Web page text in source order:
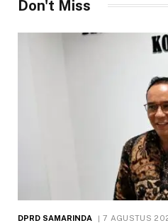
Don't Miss
DPRD SAMARINDA 7 AGUSTUS